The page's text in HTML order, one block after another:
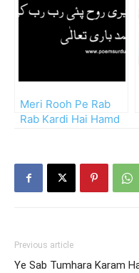
Meri Rooh Pe Rab
Rab Kardi Hai Hamd
Previous article
Ye Sab Tumhara Karam